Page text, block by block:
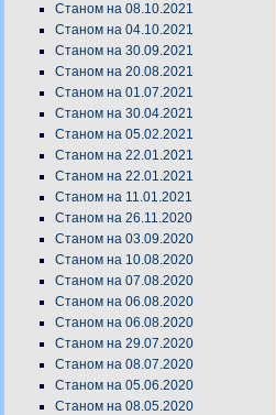
Станом на 08.10.2021
Станом на 04.10.2021
Станом на 30.09.2021
Станом на 20.08.2021
Станом на 01.07.2021
Станом на 30.04.2021
Станом на 05.02.2021
Станом на 22.01.2021
Станом на 22.01.2021
Станом на 11.01.2021
Станом на 26.11.2020
Станом на 03.09.2020
Станом на 10.08.2020
Станом на 07.08.2020
Станом на 06.08.2020
Станом на 06.08.2020
Станом на 29.07.2020
Станом на 08.07.2020
Станом на 05.06.2020
Станом на 08.05.2020